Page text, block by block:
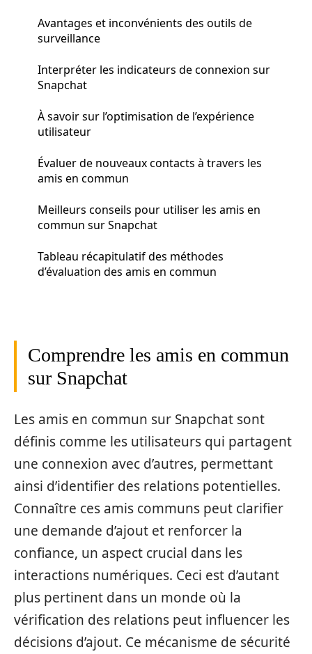
Avantages et inconvénients des outils de
surveillance
Interpréter les indicateurs de connexion sur
Snapchat
À savoir sur l’optimisation de l’expérience
utilisateur
Évaluer de nouveaux contacts à travers les
amis en commun
Meilleurs conseils pour utiliser les amis en
commun sur Snapchat
Tableau récapitulatif des méthodes
d’évaluation des amis en commun
Comprendre les amis en commun
sur Snapchat
Les amis en commun sur Snapchat sont
définis comme les utilisateurs qui partagent
une connexion avec d’autres, permettant
ainsi d’identifier des relations potentielles.
Connaître ces amis communs peut clarifier
une demande d’ajout et renforcer la
confiance, un aspect crucial dans les
interactions numériques. Ceci est d’autant
plus pertinent dans un monde où la
vérification des relations peut influencer les
décisions d’ajout. Ce mécanisme de sécurité